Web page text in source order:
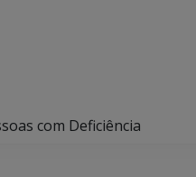
com Deficiência